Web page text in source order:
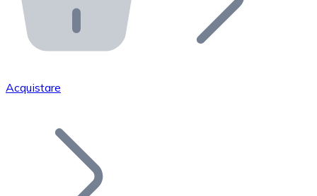
API Bitnovo
Integra la nostra API nel tuo ecosistema.
Unisciti alla nostra rete di rivenditori e
Aggiungi il token del tuo progetto al nostro servizio di
Acquistare